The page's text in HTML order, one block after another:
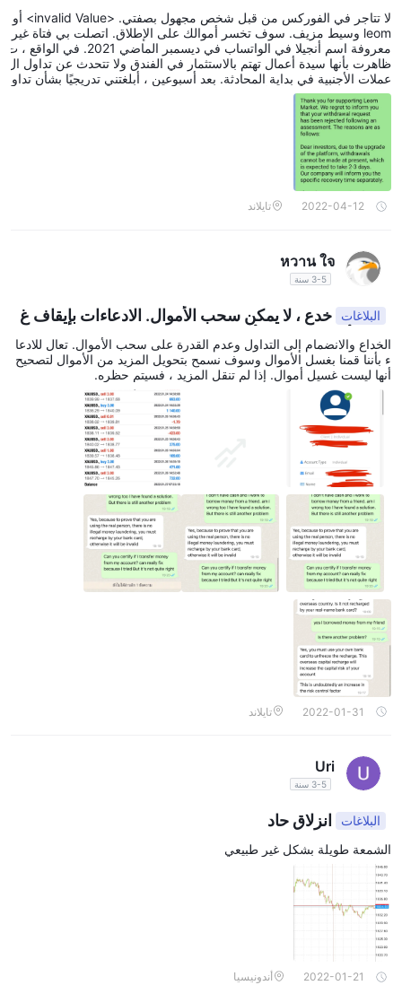
الدعم عبر الهاتف والبريد الإلكتروني. يمكن للعملاء الوصول إلى فريق دعم
الشركة عن طريق
الاتصال على +61 3 8373 4800 أو إرسال بريد
إلكتروني إلى support@etfxi.com
. تتيح خيارات الاتصال هذه
للمتداولين طلب المساعدة أو طرح الأسئلة أو معالجة أي مخاوف قد تكون
لديهم بشأن تجربة التداول الخاصة بهم.
بالإضافة إلى ذلك ، تمتلك الشركة ملف
6، 360 Collins Street Melbourne، VIC 3000، Australia
يوفر هذا إحساسًا بالشفافية وإمكانية الوصول للعملاء الذين قد يفضلون
التواصل من خلال الوسائل التقليدية.
ملحوظة: هذه الإيجابيات والسلبيات ذاتية وقد تختلف اعتمادًا على تجربة
تعرض المستخدم على WikiFX
خلال الأشهر الثلاثة الماضية. لتلخيص التجار المدرجة EasyTrade
قضايا
تسجيل الدخولكواحدة من أكبر المشاكل التي يواجهونها. بعد تقديم طلب
السحب ، يحدث أنه لم يعد بإمكانهم الوصول إلى حسابات التداول الخاصة
بهم. قضية كبيرة أخرى هي ذلك
لا يرى العملاء ودائعهم أبدًا
g bulgaria. تقوم هذه الشركة نفسها بتشغيل العديد من العلامات التجارية
الاحتيالية الأخرى ، بما في ذلك option888 و xmarkets والمزيد. يرجى
الانتباه للمخاطر والابتعاد!
خاتمة
بشكل عام ، فإنعدم وجود تراخيص تنظيمية سارية وعدم توفر موقع
الويب الخاص بهم تثير مخاوف بشأن شرعيتها وسلامتها. من الضروري
مماثلة. فكر في استكشاف وسطاء بديلين منظمين وذوي سمعة طيبة
يقدمون معلومات شفافة ويوفرون بيئة تداول آمنة. يُنصح أيضًا بالتشاور مع
المهنيين الماليين لاتخاذ قرارات استثمارية مدروسة.
الأسئلة المتداولة (FAQs)
لا تتاجر في الفوركس من قبل شخص مجهول بصفتي. <invalid Value> أو
leom وسيط مزيف. سوف تخسر أموالك على الإطلاق. اتصلت بي فتاة غير
معروفة اسم أنجيلا في الواتساب في ديسمبر الماضي 2021. في الواقع ، ت
ظاهرت بأنها سيدة أعمال تهتم بالاستثمار في الفندق ولا تتحدث عن تداول ال
عملات الأجنبية في بداية المحادثة. بعد أسبوعين ، أبلغتني تدريجيًا بشأن تداو
ل الفوركس بأنها تود أن أتعلم وأحاول التداول معها. إنها تتباهى بمحفظة أعم
الها أكثر من 10 ملايين دينار وتكسب كل يوم. بعد يومين ، أقنعتني مرة أخر
د 100. - ، التزمت بإعادتي إذا لم أحصل عليه إلى مينائي. ثم قمت بالتحويل
د ذلك ، أوصيتني أنجيلا بالتداول وكسب بعض الأرباح كل يوم. كما أنها عرّفتن
في أي وقت. ثم أجريت تجربة بناءً على اقتراحها ، يمكنني سحب أموالي أي
والك كأموالي.
2022-04-12 تايلاند
หวาน ใจ
3-5 سنة
البلاغات
خدع ، لا يمكن سحب الأموال. الادعاءات بإيقاف غ
سل الأموال وجميع الأنشطة.
الخداع والانضمام إلى التداول وعدم القدرة على سحب الأموال. تعال للادعا
ء بأننا قمنا بغسل الأموال وسوف نسمح بتحويل المزيد من الأموال لتصحيح
أنها ليست غسيل أموال. إذا لم تنقل المزيد ، فسيتم حظره.
2022-01-31 تايلاند
Uri
3-5 سنة
البلاغات انزلاق حاد
الشمعة طويلة بشكل غير طبيعي
2022-01-21 أندونيسيا